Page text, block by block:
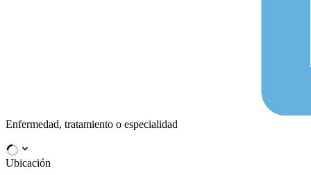
Enfermedad, tratamiento o especialidad
Ubicación